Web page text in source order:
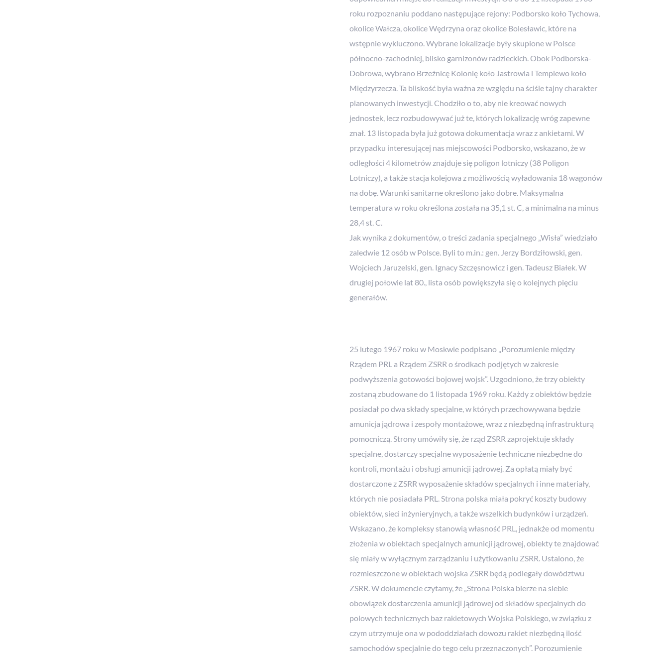
roku rozpoznaniu poddano następujące rejony: Podborsko koło Tychowa,
okolice Wałcza, okolice Wędrzyna oraz okolice Bolesławic, które na
wstępnie wykluczono. Wybrane lokalizacje były skupione w Polsce
północno-zachodniej, blisko garnizonów radzieckich. Obok Podborska-
Dobrowa, wybrano Brzeźnicę Kolonię koło Jastrowia i Templewo koło
Międzyrzecza. Ta bliskość była ważna ze względu na ściśle tajny charakter
planowanych inwestycji. Chodziło o to, aby nie kreować nowych
jednostek, lecz rozbudowywać już te, których lokalizację wróg zapewne
znał. 13 listopada była już gotowa dokumentacja wraz z ankietami. W
przypadku interesującej nas miejscowości Podborsko, wskazano, że w
odległości 4 kilometrów znajduje się poligon lotniczy (38 Poligon
Lotniczy), a także stacja kolejowa z możliwością wyładowania 18 wagonów
na dobę. Warunki sanitarne określono jako dobre. Maksymalna
temperatura w roku określona została na 35,1 st. C, a minimalna na minus
28,4 st. C.
Jak wynika z dokumentów, o treści zadania specjalnego „Wisła” wiedziało
zaledwie 12 osób w Polsce. Byli to m.in.: gen. Jerzy Bordziłowski, gen.
Wojciech Jaruzelski, gen. Ignacy Szczęsnowicz i gen. Tadeusz Białek. W
drugiej połowie lat 80., lista osób powiększyła się o kolejnych pięciu
generałów.
25 lutego 1967 roku w Moskwie podpisano „Porozumienie między
Rządem PRL a Rządem ZSRR o środkach podjętych w zakresie
podwyższenia gotowości bojowej wojsk”. Uzgodniono, że trzy obiekty
zostaną zbudowane do 1 listopada 1969 roku. Każdy z obiektów będzie
posiadał po dwa składy specjalne, w których przechowywana będzie
amunicja jądrowa i zespoły montażowe, wraz z niezbędną infrastrukturą
pomocniczą. Strony umówiły się, że rząd ZSRR zaprojektuje składy
specjalne, dostarczy specjalne wyposażenie techniczne niezbędne do
kontroli, montażu i obsługi amunicji jądrowej. Za opłatą miały być
dostarczone z ZSRR wyposażenie składów specjalnych i inne materiały,
których nie posiadała PRL. Strona polska miała pokryć koszty budowy
obiektów, sieci inżynieryjnych, a także wszelkich budynków i urządzeń.
Wskazano, że kompleksy stanowią własność PRL, jednakże od momentu
złożenia w obiektach specjalnych amunicji jądrowej, obiekty te znajdować
się miały w wyłącznym zarządzaniu i użytkowaniu ZSRR. Ustalono, że
rozmieszczone w obiektach wojska ZSRR będą podlegały dowództwu
ZSRR. W dokumencie czytamy, że „Strona Polska bierze na siebie
obowiązek dostarczenia amunicji jądrowej od składów specjalnych do
polowych technicznych baz rakietowych Wojska Polskiego, w związku z
czym utrzymuje ona w pododdziałach dowozu rakiet niezbędną ilość
samochodów specjalnie do tego celu przeznaczonych”. Porozumienie